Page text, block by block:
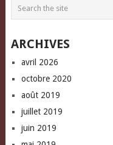
window)window)
ARCHIVES
avril 2026
octobre 2020
août 2019
juillet 2019
juin 2019